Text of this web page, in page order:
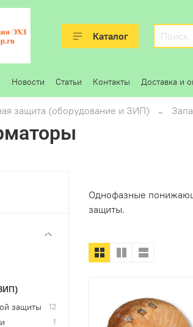
Каталог
Новости Статьи Контакты Доставка и
защита (оборудование и ЗИП)
Однофазные
защиты.
защиты
12
1